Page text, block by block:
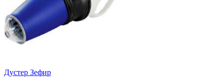
Дустер Зефир